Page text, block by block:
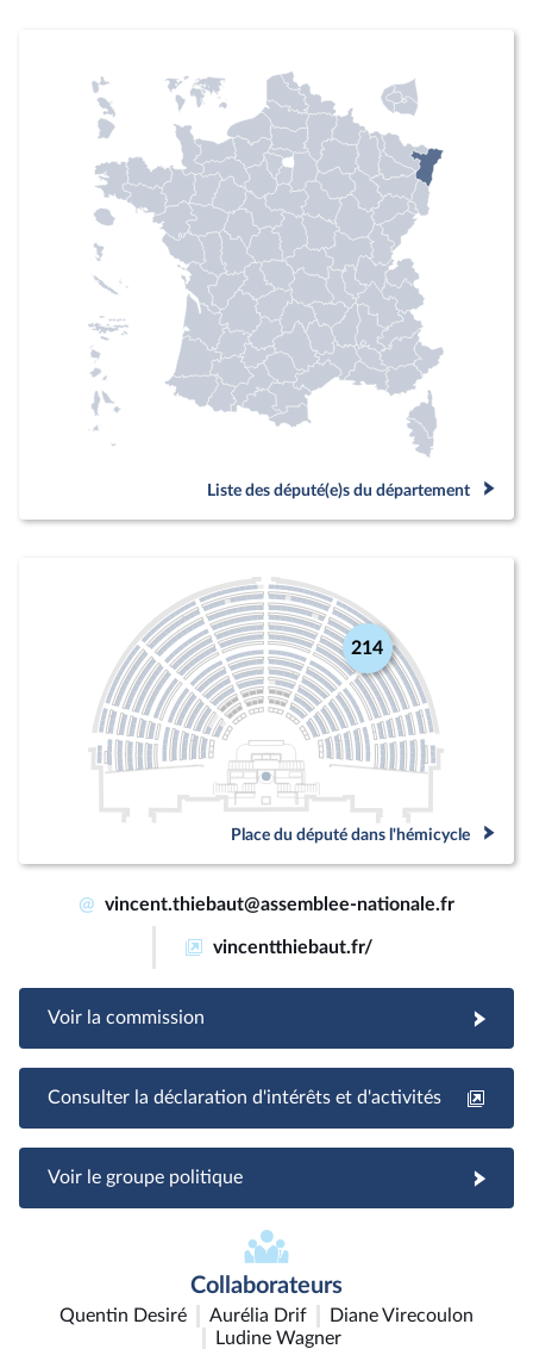
Liste des député(e)s du département
214
Place du député dans l'hémicycle
@ vincent.thiebaut@assemblee-nationale.fr
vincentthiebaut.fr/
Voir la commission
Consulter la déclaration d'intérêts et d'activités
Voir le groupe politique
Collaborateurs
Quentin Desiré Aurélia Drif
Diane Virecoulon
Ludine Wagner